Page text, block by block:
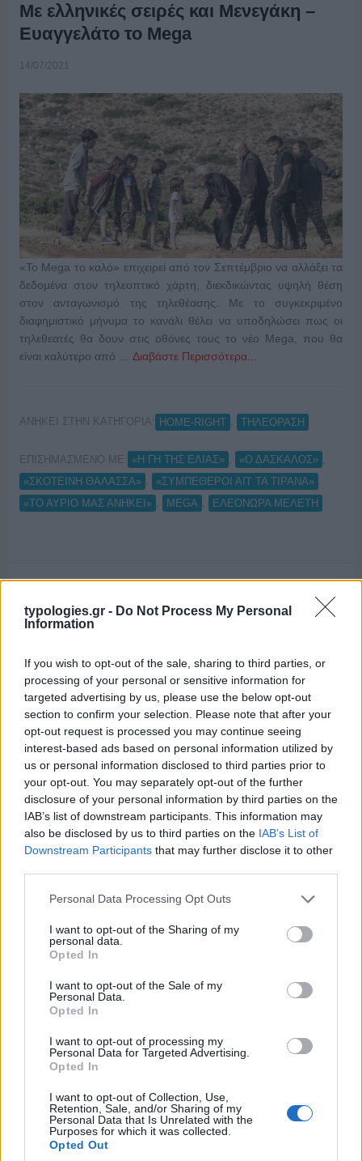
typologies.gr - Do Not Process My Personal
Information
If you wish to opt-out of the sale, sharing to third parties, or
processing of your personal or sensitive information for
targeted advertising by us, please use the below opt-out
section to confirm your selection. Please note that after your
opt-out request is processed you may continue seeing
interest-based ads based on personal information utilized by
us or personal information disclosed to third parties prior to
your opt-out. You may separately opt-out of the further
disclosure of your personal information by third parties on the
IAB’s list of downstream participants. This information may
also be disclosed by us to third parties on the IAB’s List of
Downstream Participants that may further disclose it to other
Please note that this website/app uses one or more Google
not limited to your visit or usage behaviour. You may click to
grant or deny consent to Google and its third-party tags to
use your data for below specified purposes in below Google
consent section.
Personal Data Processing Opt Outs
I want to opt-out of the Sharing of my
personal data.
Opted In
I want to opt-out of the Sale of my
Personal Data.
Opted In
I want to opt-out of processing my
Personal Data for Targeted Advertising.
Opted In
I want to opt-out of Collection, Use,
Retention, Sale, and/or Sharing of my
Personal Data that Is Unrelated with the
Purposes for which it was collected.
Opted Out
Με ελληνικές σειρές και Μενεγάκη –
Ευαγγελάτο το Mega
14/07/2021
«To Mega το καλό» επιχειρεί από τον Σεπτέμβριο να αλλάξει τα
δεδομένα στον τηλεοπτικό χάρτη, διεκδικώντας υψηλή θέση
στον ανταγωνισμό της τηλεθέασης. Με το συγκεκριμένο
διαφημιστικό μήνυμα το κανάλι θέλει να υποδηλώσει πως οι
τηλεθεατές θα δουν στις οθόνες τους το νέο Mega, που θα
είναι καλύτερο από … Διαβάστε Περισσότερα...
ΑΝΗΚΕΙ ΣΤΗΝ ΚΑΤΗΓΟΡΙΑ: HOME-RIGHT ΤΗΛΕΟΡΑΣΗ
ΕΠΙΣΗΜΑΣΜΕΝΟ ΜΕ: «Η ΓΗ ΤΗΣ ΕΛΙΑΣ» «Ο ΔΑΣΚΑΛΟΣ»
«ΣΚΟΤΕΙΝΗ ΘΑΛΑΣΣΑ»
«ΣΥΜΠΕΘΕΡΟΙ ΑΠ’ ΤΑ ΤΙΡΑΝΑ»
«ΤΟ ΑΥΡΙΟ ΜΑΣ ΑΝΗΚΕΙ»
MEGA ΕΛΕΟΝΩΡΑ ΜΕΛΕΤΗ
13/07/2021
ιστορίες να διηγηθεί. Για έρωτες, χωρισμούς, χαρές, ταξίδια,
μοιάζουν με παραμύθι…Ιστορίες βιωματικές και ιστορίες της
φαντασίας. Στο νέο πρόγραμμα του MEGA η μυθοπλασία, στην
ΑΝΗΚΕΙ ΣΤΗΝ ΚΑΤΗΓΟΡΙΑ: ΑΝΑΚΟΙΝΩΣΕΙΣ ΤΗΛΕΟΡΑΣΗ
ΕΠΙΣΗΜΑΣΜΕΝΟ ΜΕ:
ΔΡΑΚΟΙ» , «ΣΚΟΤΕΙΝΗ ΘΑΛΑΣΣΑ» , «ΣΥΜΠΕΘΕΡΟΙ ΑΠ’ ΤΑ
ΤΙΡΑΝΑ» , MEGA